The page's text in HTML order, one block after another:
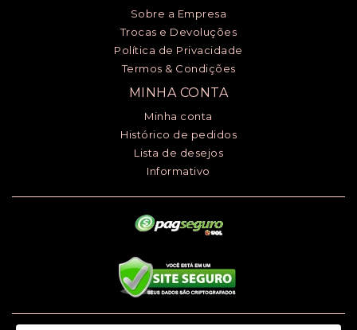
Sobre a Empresa
Trocas e Devoluções
Política de Privacidade
Termos & Condições
MINHA CONTA
Minha conta
Histórico de pedidos
Lista de desejos
Informativo